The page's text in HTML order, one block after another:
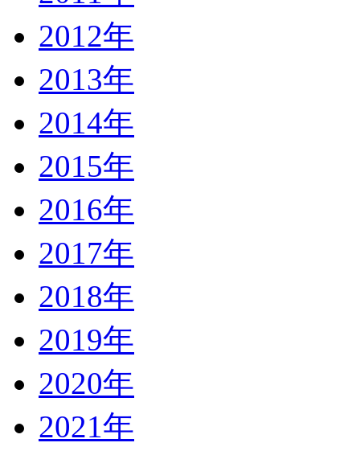
2012年
2013年
2014年
2015年
2016年
2017年
2018年
2019年
2020年
2021年